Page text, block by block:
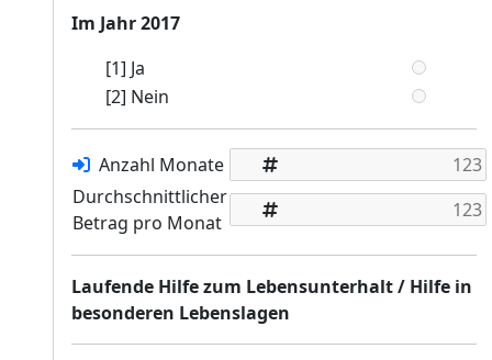
Im Jahr 2017
[1] Ja
[2] Nein
Anzahl Monate
Durchschnittlicher
Betrag pro Monat
Laufende Hilfe zum Lebensunterhalt / Hilfe in
besonderen Lebenslagen